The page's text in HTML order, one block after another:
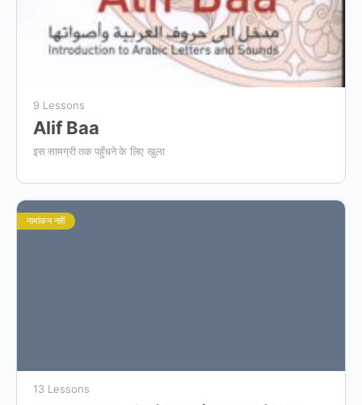
9 Lessons
Alif Baa
इस सामग्री तक पहुँचने के लिए खुला
नामांकन नहीं
13 Lessons